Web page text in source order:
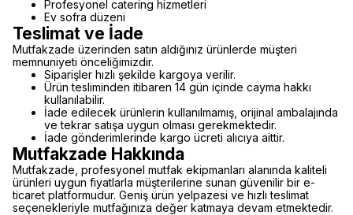
Profesyonel catering hizmetleri
Ev sofra düzeni
Teslimat ve İade
Mutfakzade üzerinden satın aldığınız ürünlerde müşteri
memnuniyeti önceliğimizdir.
Siparişler hızlı şekilde kargoya verilir.
Ürün tesliminden itibaren 14 gün içinde cayma hakkı
kullanılabilir.
İade edilecek ürünlerin kullanılmamış, orijinal ambalajında
ve tekrar satışa uygun olması gerekmektedir.
İade gönderimlerinde kargo ücreti alıcıya aittir.
Mutfakzade Hakkında
Mutfakzade, profesyonel mutfak ekipmanları alanında kaliteli
ürünleri uygun fiyatlarla müşterilerine sunan güvenilir bir e-
ticaret platformudur. Geniş ürün yelpazesi ve hızlı teslimat
seçenekleriyle mutfağınıza değer katmaya devam etmektedir.